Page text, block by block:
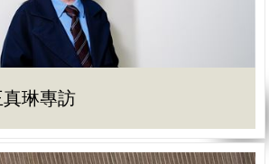
琳專訪